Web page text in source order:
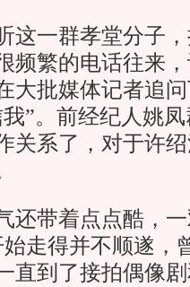
一群孝堂分子，
频繁的电话往来
大批媒体记者追
”。前经纪人姚
关系了，对于许
带着点点酷，一
走得并不顺遂，
直到了接拍偶像